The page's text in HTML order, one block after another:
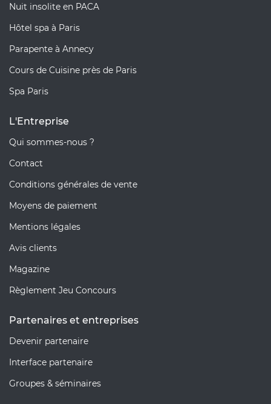
Nuit insolite en PACA
Hôtel spa à Paris
Parapente à Annecy
Cours de Cuisine près de Paris
Spa Paris
L'Entreprise
Qui sommes-nous ?
Contact
Conditions générales de vente
Moyens de paiement
Mentions légales
Avis clients
Magazine
Règlement Jeu Concours
Partenaires et entreprises
Devenir partenaire
Interface partenaire
Groupes & séminaires